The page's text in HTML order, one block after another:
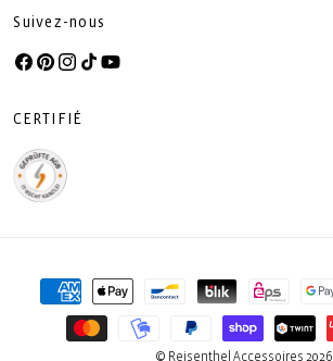
Suivez-nous
Facebook
Pinterest
Instagram
TikTokYouTube
CERTIFIÉ
Moyens
paiement
© Reisenthel Accessoires 2026